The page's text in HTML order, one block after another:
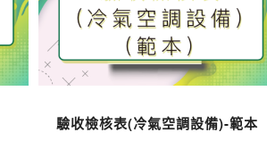
驗收檢核表(冷氣空調設備)-範本